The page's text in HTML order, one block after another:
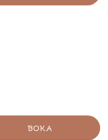
BOKA